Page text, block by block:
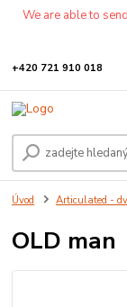
We are able to
+420 721 910 018
Úvod Articulated -
OLD man